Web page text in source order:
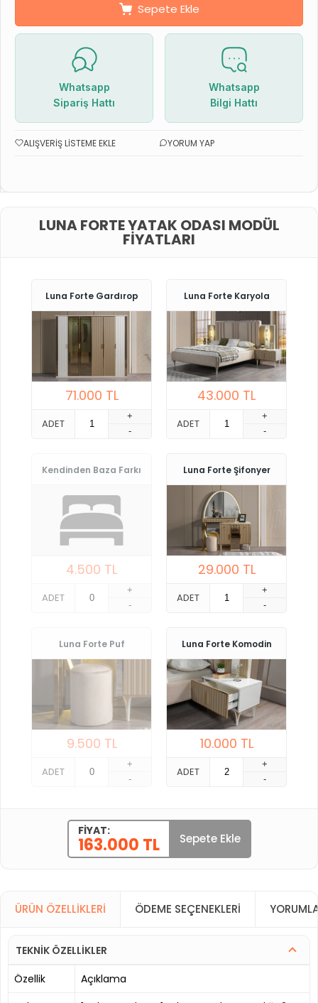
Sepete Ekle
Whatsapp
Sipariş Hattı
Whatsapp
Bilgi Hattı
ALIŞVERIŞ LISTEME EKLE YORUM YAP
LUNA FORTE YATAK ODASI MODÜL
FIYATLARI
Luna Forte Gardırop
71.000 TL
ADET
+
-
Luna Forte Karyola
43.000 TL
ADET
+
-
Kendinden Baza Farkı
4.500 TL
ADET
+
-
Luna Forte Şifonyer
29.000 TL
ADET
+
-
Luna Forte Puf
9.500 TL
ADET
+
-
Luna Forte Komodin
10.000 TL
ADET
+
-
FIYAT:
163.000 TL Sepete Ekle
ÜRÜN ÖZELLIKLERI ÖDEME SEÇENEKLERI
TEKNİK ÖZELLİKLER
Özellik
Açıklama